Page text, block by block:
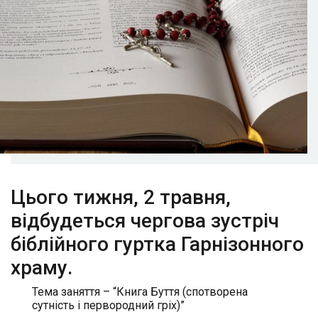
Цього тижня, 2 травня,
відбудеться чергова зустріч
біблійного гуртка Гарнізонного
храму.
Тема заняття – “Книга Буття (спотворена
сутність і первородний гріх)”